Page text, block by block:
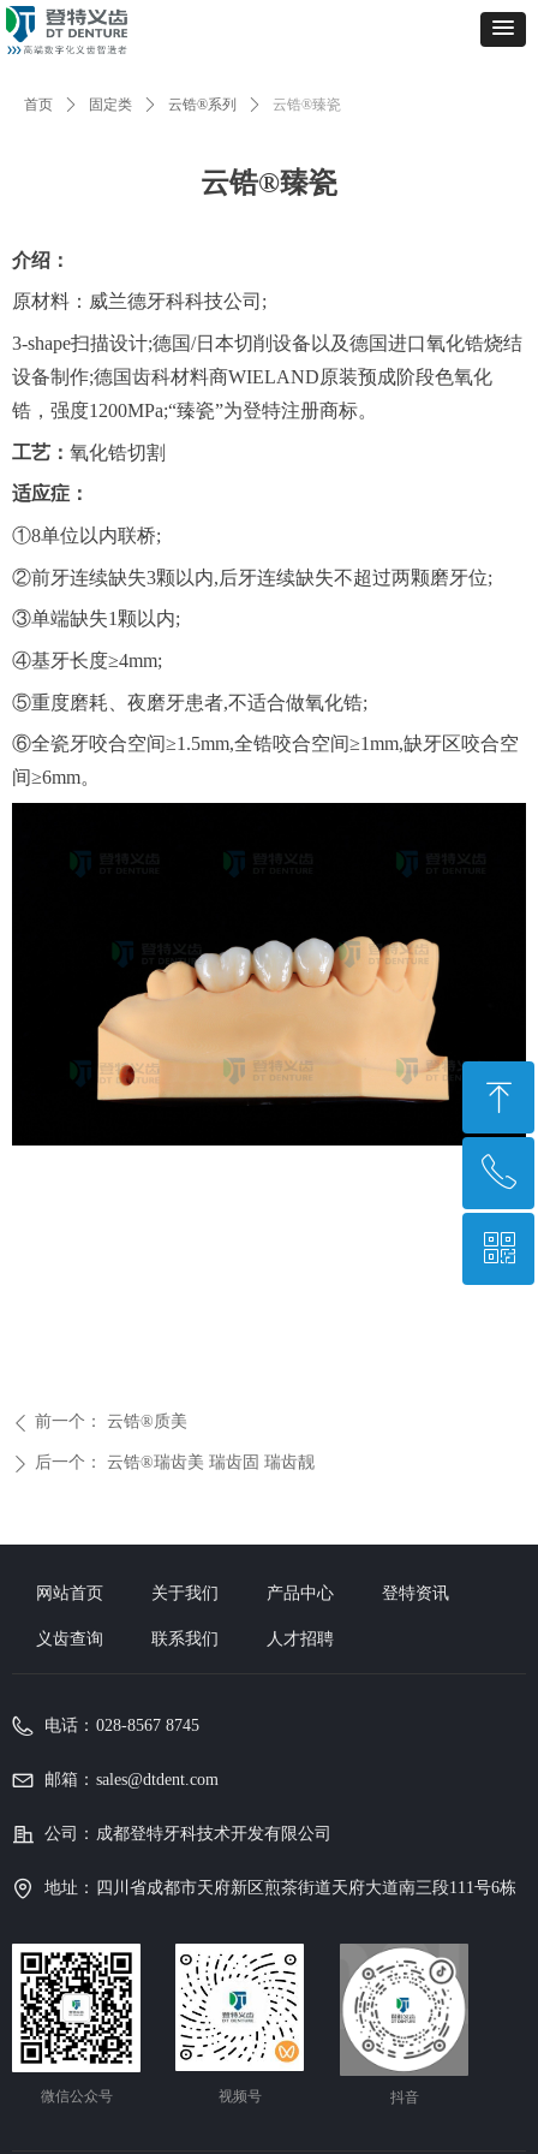
首页 ꄲ 固定类 ꄲ 云锆®系列 ꄲ 云锆®臻瓷
云锆®臻瓷
ꄴ 前一个： 云锆®质美
ꄲ 后一个： 云锆®瑞齿美 瑞齿固 瑞齿靓
介绍：
原材料：威兰德牙科科技公司;
3-shape扫描设计;德国/日本切削设备以及德国进口氧化锆烧结
设备制作;德国齿科材料商WIELAND原装预成阶段色氧化
锆，强度1200MPa;“臻瓷”为登特注册商标。
工艺： 氧化锆切割
适应症：
①8单位以内联桥;
②前牙连续缺失3颗以内,后牙连续缺失不超过两颗磨牙位;
③单端缺失1颗以内;
④基牙长度≥4mm;
⑤重度磨耗、夜磨牙患者,不适合做氧化锆;
⑥全瓷牙咬合空间≥1.5mm,全锆咬合空间≥1mm,缺牙区咬合空
间≥6mm。
微信公众号 视频号 抖音
网站首页 关于我们 产品中心 登特资讯
义齿查询 联系我们 人才招聘
电话： 028-8567 8745
邮箱： sales@dtdent.com
公司： 成都登特⽛科技术开发有限公司
地址： 四川省成都市天府新区煎茶街道天府大道南三段111号6栋
ꁸ
回到顶部
ꂅ
028-85678745
ꀥ